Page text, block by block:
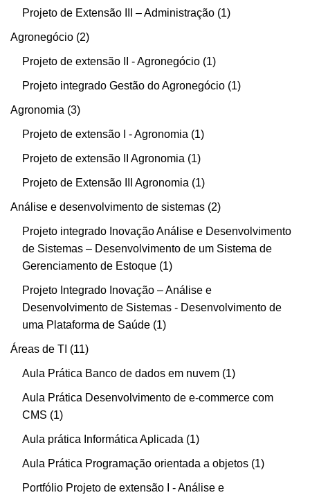
Projeto de Extensão III – Administração 1
Agronegócio 2
Projeto de extensão II - Agronegócio 1
Projeto integrado Gestão do Agronegócio 1
Agronomia 3
Projeto de extensão I - Agronomia 1
Projeto de extensão II Agronomia 1
Projeto de Extensão III Agronomia 1
Análise e desenvolvimento de sistemas 2
Projeto integrado Inovação Análise e Desenvolvimento
de Sistemas – Desenvolvimento de um Sistema de
Gerenciamento de Estoque 1
Projeto Integrado Inovação – Análise e
Desenvolvimento de Sistemas - Desenvolvimento de
uma Plataforma de Saúde 1
Áreas de TI 11
Aula Prática Banco de dados em nuvem 1
Aula Prática Desenvolvimento de e-commerce com
CMS
1
Aula prática Informática Aplicada 1
Aula Prática Programação orientada a objetos 1
Portfólio Projeto de extensão I - Análise e